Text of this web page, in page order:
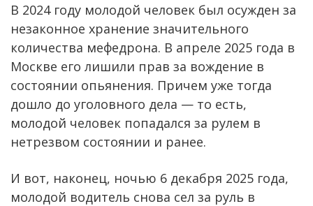
В 2024 году молодой человек был осужден за
незаконное хранение значительного
количества мефедрона. В апреле 2025 года в
Москве его лишили прав за вождение в
состоянии опьянения. Причем уже тогда
дошло до уголовного дела — то есть,
молодой человек попадался за рулем в
нетрезвом состоянии и ранее.
И вот, наконец, ночью 6 декабря 2025 года,
молодой водитель снова сел за руль в